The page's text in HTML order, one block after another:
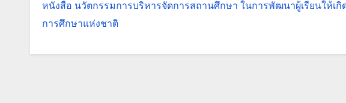
หนังสือ นวัตกรรมการบริหารจัดการสถานศึกษา ในการพัฒนาผู้เรียนให้เ
การศึกษาแห่งชาติ